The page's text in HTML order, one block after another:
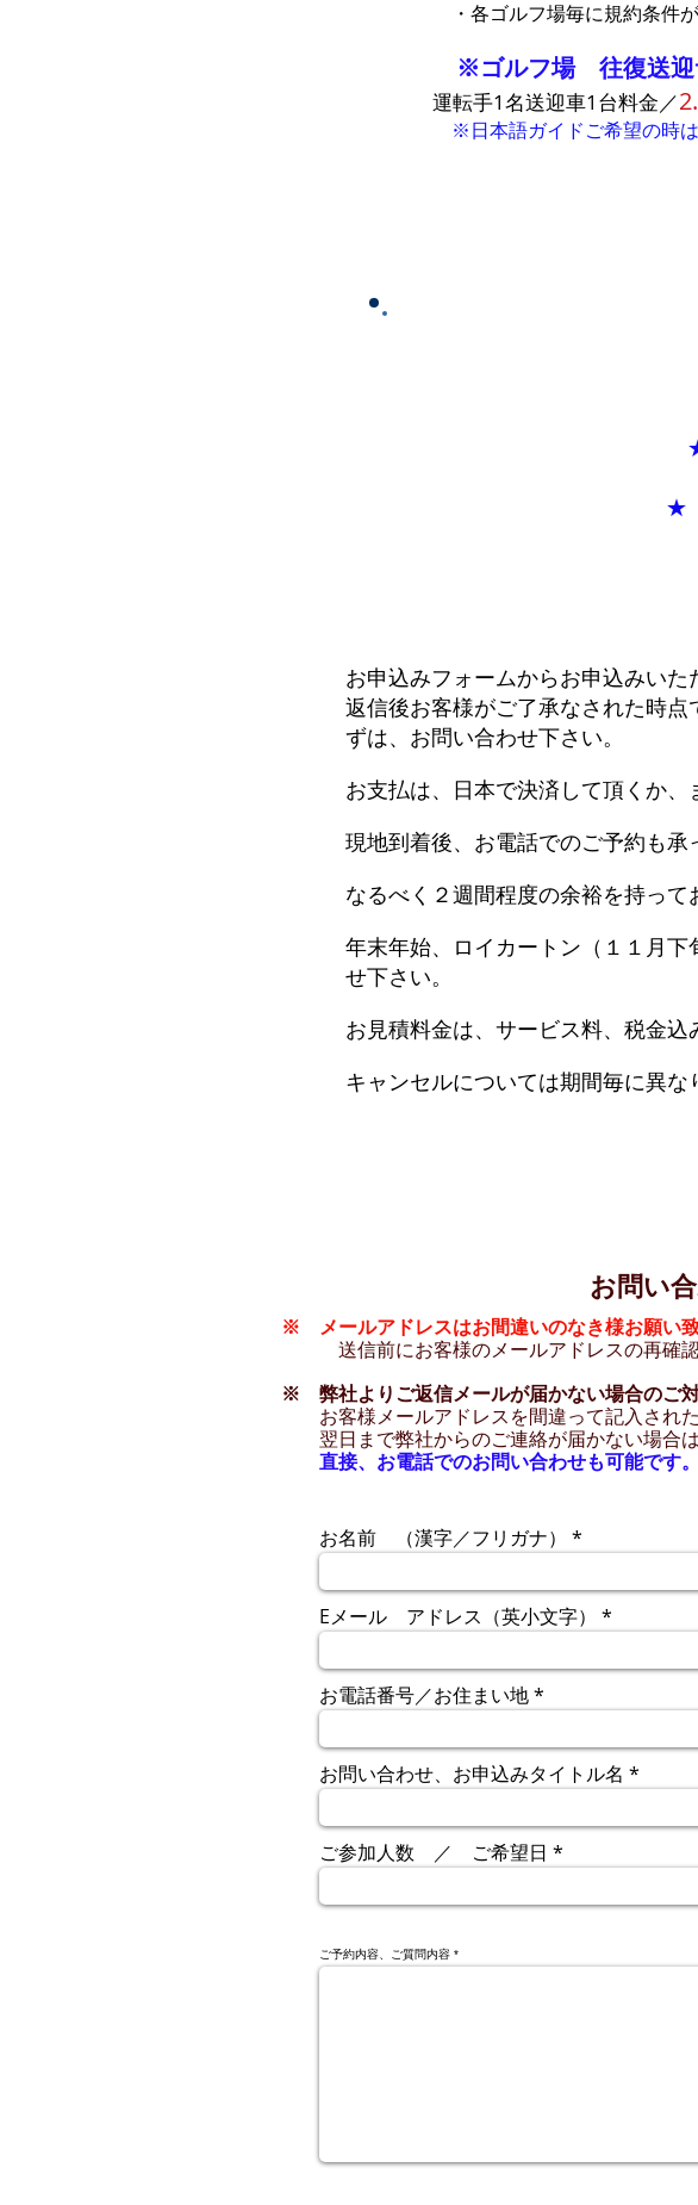
・各ゴルフ場毎に規約条件
※ゴルフ場 往復送迎
運転手1名送迎車1台料金／
※日本語ガイドご希望の時は
★
お申込みフォームからお申込みい
返信後お客様がご了承なされた時
ずは、お問い合わせ下さい。
お支払は、日本で決済して頂くか
現地到着後、お電話でのご予約も承
なるべく２週間程度の余裕を持って
年末年始、ロイカートン（１１月
せ下さい。
お見積料金は、サービス料、税金込
キャンセルについては期間毎に異な
お問い
※ メールアドレスはお間違いのなき様お願い
送信前にお客様のメールアドレスの再確
※ 弊社よりご返信メールが届かない場合のご
お客様メールアドレスを間違って記入され
翌日まで弊社からのご連絡が届かない場合
直接、お電話でのお問い合わせも可能です。
お名前 （漢字／フリガナ）
Eメール アドレス（英小文字）
お電話番号／お住まい地
お問い合わせ、お申込みタイトル名
ご参加人数 ／ ご希望日
ご予約内容、ご質問内容